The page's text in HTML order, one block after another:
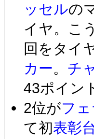
ッセルの
イヤ。こ
回をタイ
カー。 チ
43ポイン
2位がフェ
て初表彰